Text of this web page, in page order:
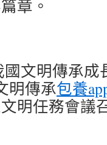
章。
國文明傳承
明傳承包養
明任務會議